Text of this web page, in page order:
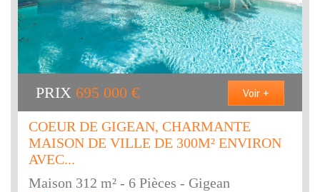
PRIX 695 000 € Voir +
COEUR DE GIGEAN, CHARMANTE
MAISON DE VILLE DE 300M² ENVIRON
AVEC...
Maison 312 m² - 6 Pièces - Gigean